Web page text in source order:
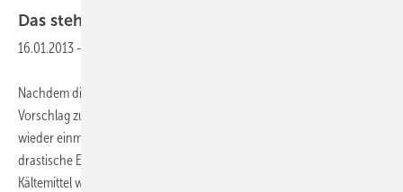
Das steht an im neuen
16.01.2013 -
Nachdem die EU-Kommission im vergangenen Spätjahr ihren
Vorschlag zur Revision der F-Gase-Verordnung vorgelegt hat, stehen
wieder einmal die Kältemittel im Rampenlicht. Danach drohen
drastische Einschränkungen für alle HFKWs, ganz besonders aber für
Kältemittel wie R 404 A. Auch